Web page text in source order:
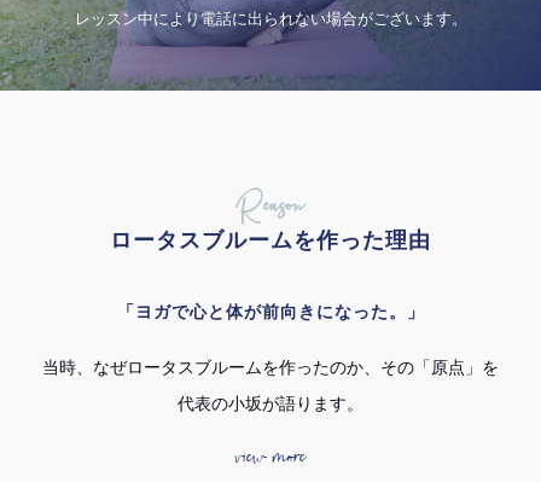
レッスン中により電話に出られない場合がございます。
Reason
ロータスブルームを作った理由
「ヨガで心と体が前向きになった。」
当時、なぜロータスブルームを作ったのか、その「原点」を
代表の小坂が語ります。
view more